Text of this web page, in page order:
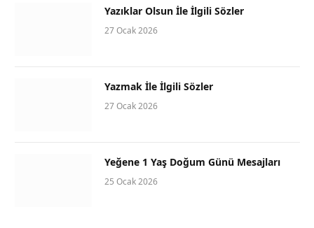
Yazıklar Olsun İle İlgili Sözler
27 Ocak 2026
Yazmak İle İlgili Sözler
27 Ocak 2026
Yeğene 1 Yaş Doğum Günü Mesajları
25 Ocak 2026